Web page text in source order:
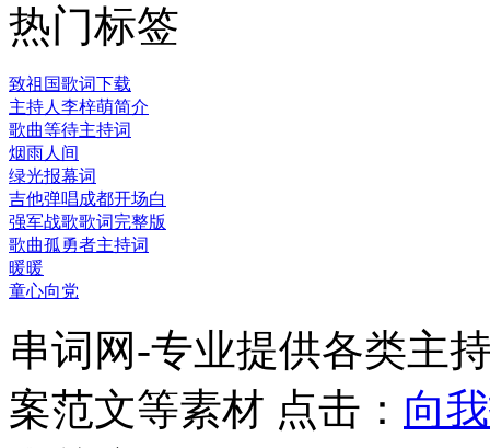
热门标签
致祖国歌词下载
主持人李梓萌简介
歌曲等待主持词
烟雨人间
绿光报幕词
吉他弹唱成都开场白
强军战歌歌词完整版
歌曲孤勇者主持词
暖暖
童心向党
串词网-专业提供各类主
案范文等素材 点击： 向